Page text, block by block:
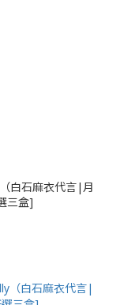
白石麻衣代言|月
三盒]